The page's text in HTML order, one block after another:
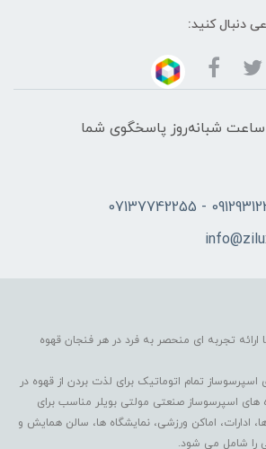
دنبال کنید:
هفت روز هفته ، ۲۴ ساعت شبانه‌روز پاسخگوی شما
تجربه ای منحصر به فرد در هر فنجان قهوه
تمام اتوماتیک برای لذت بردن از قهوه در
های اسپرسوساز صنعتی مولتی بویلر مناسب برای
ادارات، اماکن ورزشی، نمایشگاه ها، سالن همایش و
را شامل می شود.